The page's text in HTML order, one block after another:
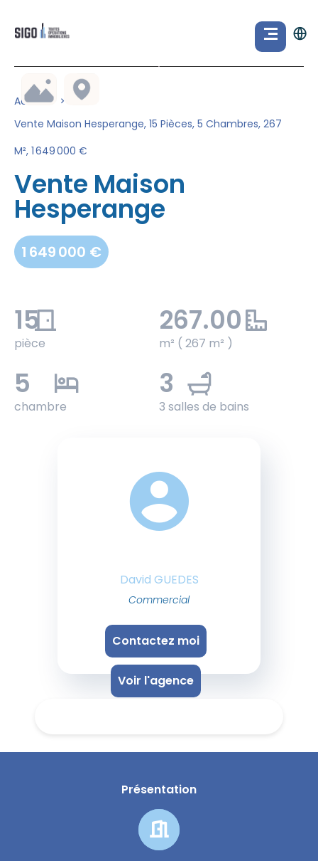
Accueil
Vente Maison Hesperange, 15 Pièces, 5 Chambres, 267
M², 1 649 000 €
Vente Maison
Hesperange
1 649 000 €
15
pièce
267.00
m² ( 267 m² )
5
chambre
3
3 salles de bains
David GUEDES
Commercial
Contactez moi
Voir l'agence
Présentation